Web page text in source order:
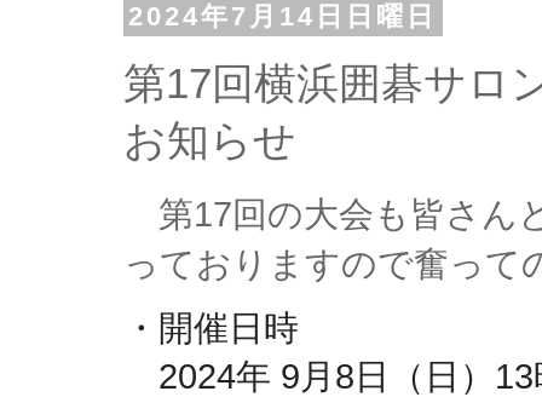
2024年7月14日日曜日
第17回横浜囲碁サロ
お知らせ
第17回の大会も皆さん
っておりますので奮って
・開催日時
2024年 9月8日（日